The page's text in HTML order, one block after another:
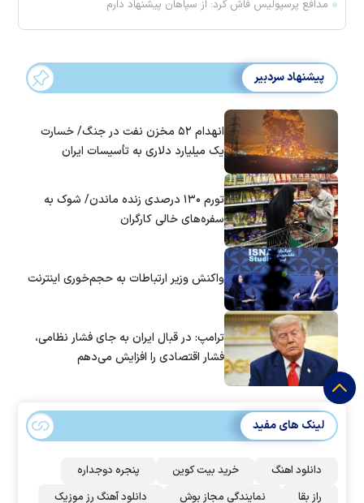
مدافع پرسپولیس فاش کرد: از سپاهان پیشنهاد دارم
پیشنهاد سردبیر
انهدام ۵۲ مخزن نفت در جنگ/ خسارت
یک میلیارد دلاری به تأسیسات ایران
تورم ۱۳۰ درصدی زنده ماندن/ شوک به
سفره‌های خالی کارگران
واکنش وزیر ارتباطات به حجم‌خوری اینترنت
ترامپ: در قبال ایران به جای فشار نظامی،
فشار اقتصادی را افزایش می‌دهم
لینک های مفید
دانلود اهنگ خرید بیت کوین
پنجره دوجداره
راز بقا
نمایندگی مجاز بوش دانلود آهنگ رز‌ موزیک